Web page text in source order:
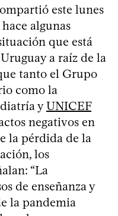
este lunes
algunas
que está
a raíz de la
tanto el Grupo
como la
yUNICEF
negativos en
la pérdida de la
los
“La
de enseñanza y
la pandemia